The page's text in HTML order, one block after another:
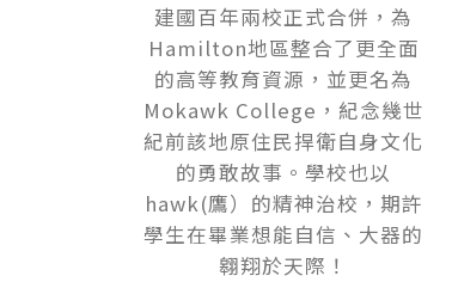
建國百年兩校正式合併，為
Hamilton地區整合了更全面
的高等教育資源，並更名為
Mokawk College，紀念幾世
紀前該地原住民捍衛自身文化
的勇敢故事。學校也以
hawk(鷹）的精神治校，期許
學生在畢業想能自信、大器的
翱翔於天際！